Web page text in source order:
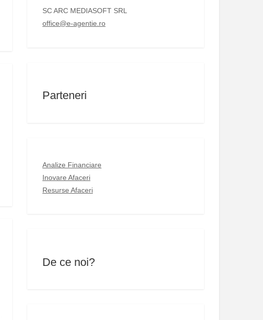
SC ARC MEDIASOFT SRL
office@e-agentie.ro
Parteneri
Analize Financiare
Inovare Afaceri
Resurse Afaceri
De ce noi?